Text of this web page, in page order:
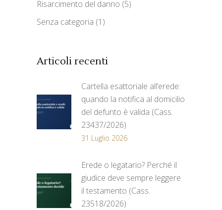
Risarcimento del danno (5)
Senza categoria (1)
Articoli recenti
Cartella esattoriale all’erede:
quando la notifica al domicilio
del defunto è valida (Cass.
23437/2026)
31 Luglio 2026
Erede o legatario? Perché il
giudice deve sempre leggere
il testamento (Cass.
23518/2026)